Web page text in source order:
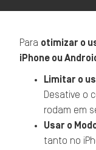
Para otimizar o
iPhone ou
Limitar o
Desative o
rodam em
Usar o
tanto no